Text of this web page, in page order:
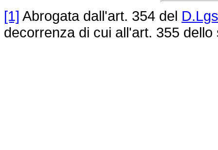
[1] Abrogata dall'art. 354 del
decorrenza di cui all'art. 355